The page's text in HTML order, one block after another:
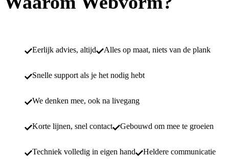
Eerlijk advies, altijd Alles op maat, niets van de plank
Snelle support als je het nodig hebt
We denken mee, ook na livegang
Korte lijnen, snel contact Gebouwd om mee te groeien
Techniek volledig in eigen hand Heldere communicatie